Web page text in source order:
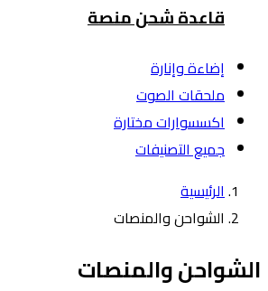
قاعدة شحن منصة
إضاءة وإنارة
ملحقات الصوت
اكسسوارات مختارة
جميع التصنيفات
الرئيسية
الشواحن والمنصات
الشواحن والمنصات